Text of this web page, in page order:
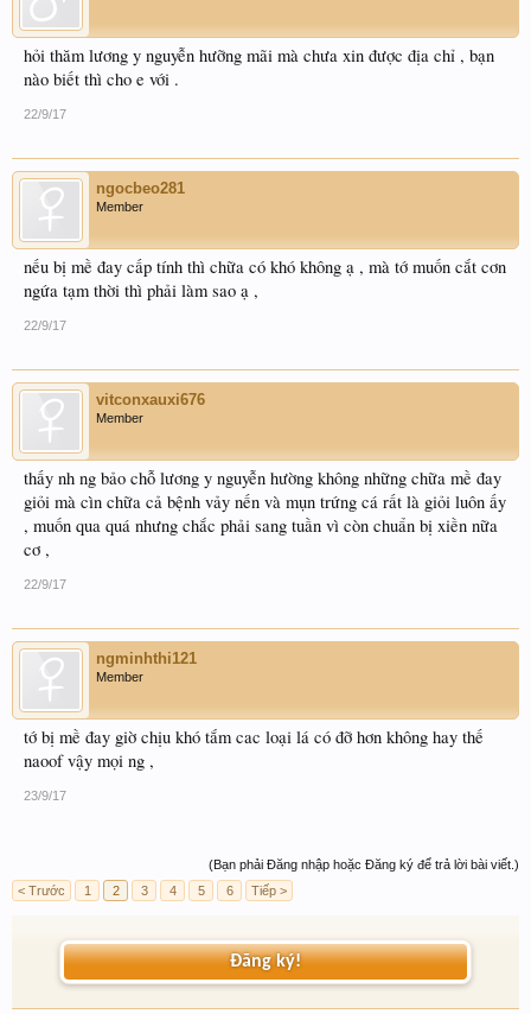
hỏi thăm lương y nguyễn hưỡng mãi mà chưa xin được địa chỉ , bạn
nào biết thì cho e với .
22/9/17
ngocbeo281
Member
nếu bị mề đay cấp tính thì chữa có khó không ạ , mà tớ muốn cắt cơn
ngứa tạm thời thì phải làm sao ạ ,
22/9/17
vitconxauxi676
Member
thấy nh ng bảo chỗ lương y nguyễn hường không những chữa mề đay
giỏi mà cìn chữa cả bệnh vảy nến và mụn trứng cá rất là giỏi luôn ấy
, muốn qua quá nhưng chắc phải sang tuần vì còn chuẩn bị xiền nữa
cơ ,
22/9/17
ngminhthi121
Member
tớ bị mề đay giờ chịu khó tắm cac loại lá có đỡ hơn không hay thế
naoof vậy mọi ng ,
23/9/17
(Bạn phải Đăng nhập hoặc Đăng ký để trả lời bài viết.)
< Trước
1 2 3 4 5 6 Tiếp >
Đăng ký!